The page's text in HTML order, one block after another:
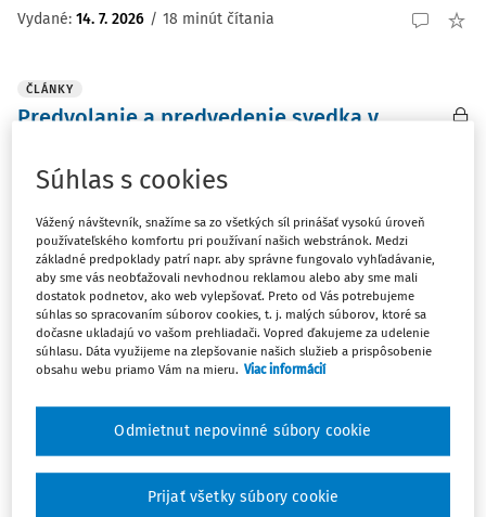
Vydané: 14. 7. 2026 / 18 minút čítania
ČLÁNKY
Predvolanie a predvedenie svedka v
Predvedenie svedka je podstatným zásahom do jeho
súladným spôsobom. Príspevok sa venuje jednotlivým
krokom obcí, ktoré musia nevyhnutne vykonať, aby
zabezpečili účasť svedka na procesnom úkone v ...
Ing. JUDr. Ladislav Hrtánek PhD.
Vydané:18. 6. 2026 / 15 minút čítania
Výpoveď svedka v daňovom procese pred
obcou
Výpoveď svedka je významným dôkazom v daňovom
Súhlas s cookies
Vážený návštevník, snažíme sa zo všetkých síl prinášať vysokú úroveň
používateľského komfortu pri používaní našich webstránok. Medzi
základné predpoklady patrí napr. aby správne fungovalo vyhľadávanie,
aby sme vás neobťažovali nevhodnou reklamou alebo aby sme mali
dostatok podnetov, ako web vylepšovať. Preto od Vás potrebujeme
súhlas so spracovaním súborov cookies, t. j. malých súborov, ktoré sa
dočasne ukladajú vo vašom prehliadači. Vopred ďakujeme za udelenie
súhlasu. Dáta využijeme na zlepšovanie našich služieb a prispôsobenie
obsahu webu priamo Vám na mieru. Viac informácií
Odmietnut nepovinné súbory cookie
Prijať všetky súbory cookie